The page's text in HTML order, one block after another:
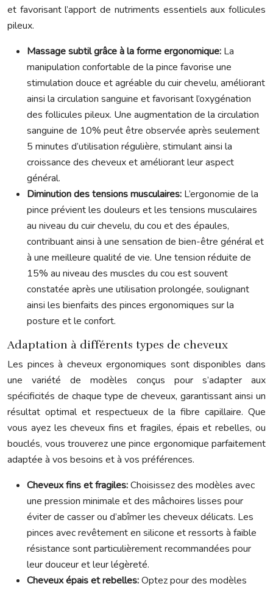
et favorisant l’apport de nutriments essentiels aux follicules
pileux.
Massage subtil grâce à la forme ergonomique: La
manipulation confortable de la pince favorise une
stimulation douce et agréable du cuir chevelu, améliorant
ainsi la circulation sanguine et favorisant l’oxygénation
des follicules pileux. Une augmentation de la circulation
sanguine de 10% peut être observée après seulement
5 minutes d’utilisation régulière, stimulant ainsi la
croissance des cheveux et améliorant leur aspect
général.
Diminution des tensions musculaires: L’ergonomie de la
pince prévient les douleurs et les tensions musculaires
au niveau du cuir chevelu, du cou et des épaules,
contribuant ainsi à une sensation de bien-être général et
à une meilleure qualité de vie. Une tension réduite de
15% au niveau des muscles du cou est souvent
constatée après une utilisation prolongée, soulignant
ainsi les bienfaits des pinces ergonomiques sur la
posture et le confort.
Adaptation à différents types de cheveux
Les pinces à cheveux ergonomiques sont disponibles dans
une variété de modèles conçus pour s’adapter aux
spécificités de chaque type de cheveux, garantissant ainsi un
résultat optimal et respectueux de la fibre capillaire. Que
vous ayez les cheveux fins et fragiles, épais et rebelles, ou
bouclés, vous trouverez une pince ergonomique parfaitement
adaptée à vos besoins et à vos préférences.
Cheveux fins et fragiles:Choisissez des modèles avec
une pression minimale et des mâchoires lisses pour
éviter de casser ou d’abîmer les cheveux délicats. Les
pinces avec revêtement en silicone et ressorts à faible
résistance sont particulièrement recommandées pour
leur douceur et leur légèreté.
Cheveux épais et rebelles:Optez pour des modèles